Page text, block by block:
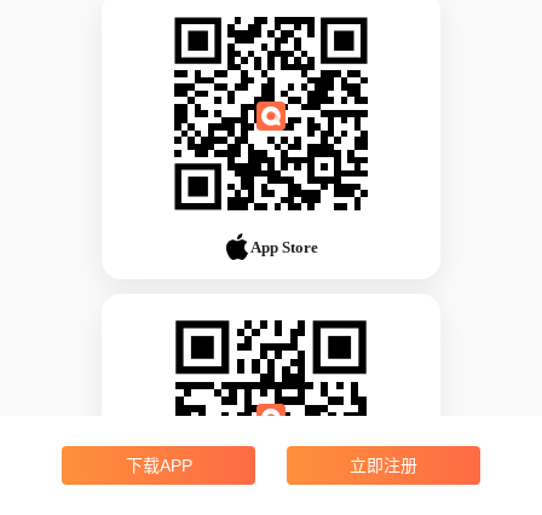
App Store
下载APP 立即注册